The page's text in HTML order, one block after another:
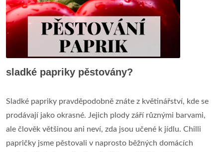
sladké papriky pěstovány?
Sladké papriky pravděpodobně znáte z květinářství, kde se
prodávají jako okrasné. Jejich plody září různými barvami,
ale člověk většinou ani neví, zda jsou učené k jídlu. Chilli
papričky jsme pěstovali v naprosto běžných domácích